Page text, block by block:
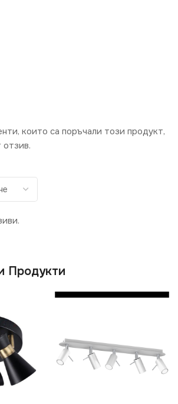
които са поръчали този продукт,
отзив.
Продукти